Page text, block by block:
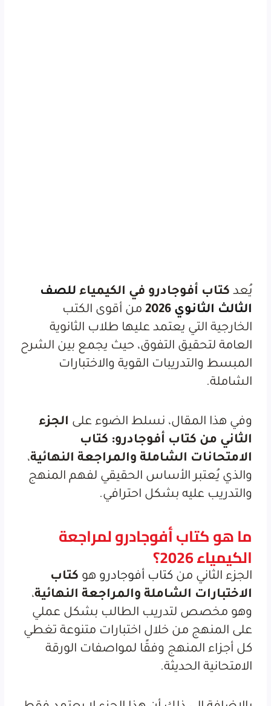
يُعد كتاب أفوجادرو في الكيمياء للصف
الثالث الثانوي 2026
من أقوى الكتب
الخارجية التي يعتمد عليها طلاب الثانوية
العامة لتحقيق التفوق، حيث يجمع بين الشرح
المبسط والتدريبات القوية والاختبارات
الشاملة.
وفي هذا المقال، نسلط الضوء على الجزء
الثاني من كتاب أفوجادرو: كتاب
الامتحانات الشاملة والمراجعة النهائية،
والذي يُعتبر الأساس الحقيقي لفهم المنهج
والتدريب عليه بشكل احترافي.
ما هو كتاب أفوجادرو لمراجعة
الكيمياء 2026؟
الجزء الثاني من كتاب أفوجادرو هو كتاب
الاختبارات الشاملة والمراجعة النهائية،
وهو مخصص لتدريب الطالب بشكل عملي
على المنهج من خلال اختبارات متنوعة تغطي
كل أجزاء المنهج وفقًا لمواصفات الورقة
الامتحانية الحديثة.